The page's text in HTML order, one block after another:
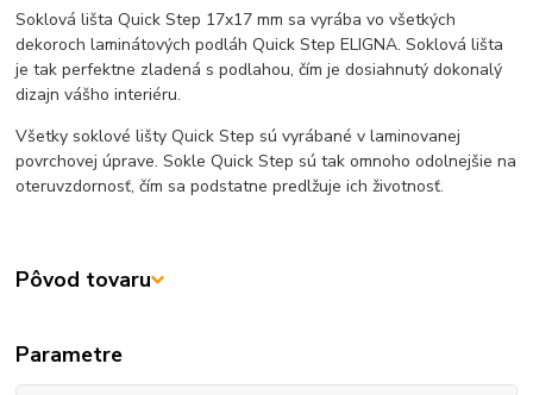
Soklová lišta Quick Step 17x17 mm sa vyrába vo všetkých
dekoroch laminátových podláh Quick Step ELIGNA. Soklová lišta
je tak perfektne zladená s podlahou, čím je dosiahnutý dokonalý
dizajn vášho interiéru.
Všetky soklové lišty Quick Step sú vyrábané v laminovanej
povrchovej úprave. Sokle Quick Step sú tak omnoho odolnejšie na
oteruvzdornosť, čím sa podstatne predlžuje ich životnosť.
Pôvod tovaru
Parametre